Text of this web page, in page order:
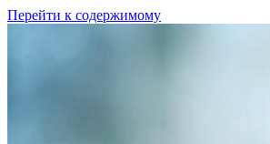
Перейти к содержимому